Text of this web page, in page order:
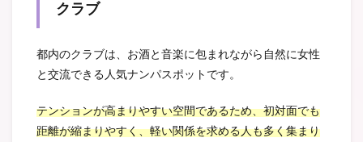
クラブ
都内のクラブは、お酒と音楽に包まれながら自然に女性
と交流できる人気ナンパスポットです。
テンションが高まりやすい空間であるため、初対面でも
距離が縮まりやすく、軽い関係を求める人も多く集まり